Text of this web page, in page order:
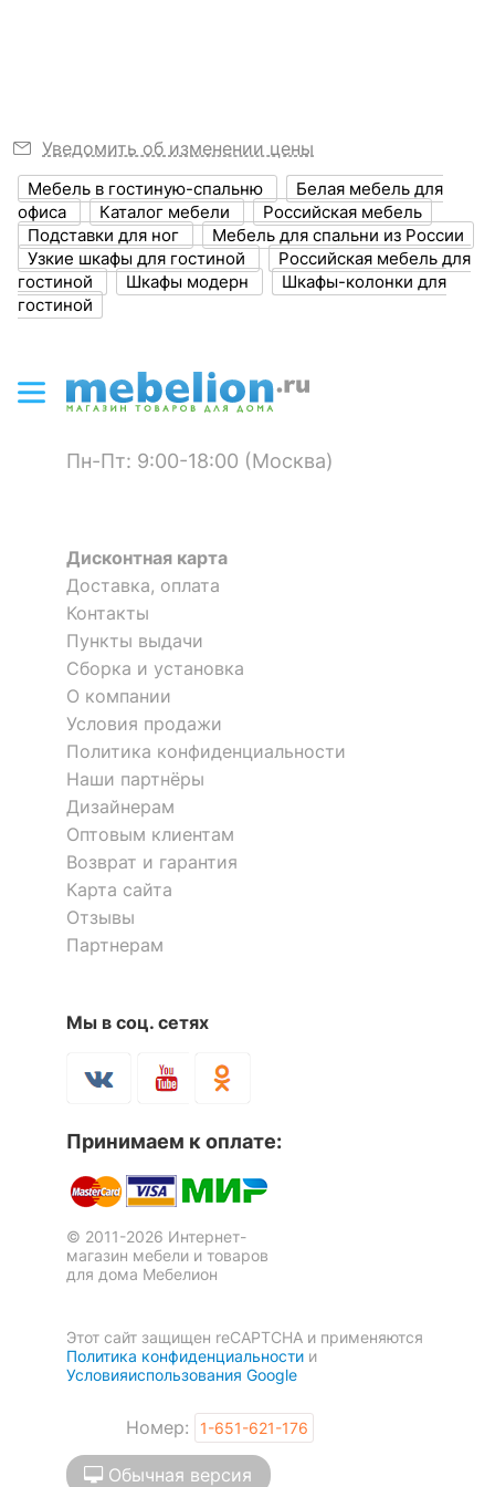
Масса брутто, кг 34
ЦВЕТ И МАТЕРИАЛ
Цвет фасада ? белый структурный
Цвет корпуса
Материал корпуса ? ЛДСП Е1
Тип поверхности
?
матовый
корпуса
КОМПЛЕКТАЦИЯ
Компоненты,
входящие в
комплект
ОСОБЕННОСТИ ПРИМЕНЕНИЯ
Рекомендуемые
помещения
Уведомить об изменении цены
Мебель в гостиную-спальню
Белая мебель для
офиса
Каталог мебели
Российская мебель
Подставки для ног
Мебель для спальни из России
Узкие шкафы для гостиной
Российская мебель для
гостиной
Шкафы модерн
Шкафы-колонки для
гостиной
Пн-Пт: 9:00-18:00 (Москва)
Дисконтная карта
Доставка, оплата
Контакты
Пункты выдачи
Сборка и установка
О компании
Условия продажи
Политика конфиденциальности
Наши партнёры
Дизайнерам
Оптовым клиентам
Возврат и гарантия
Карта сайта
Отзывы
Партнерам
Мы в соц. сетях
Принимаем к оплате:
© 2011-2026 Интернет-
магазин мебели и товаров
для дома Мебелион
Этот сайт защищен reCAPTCHA и применяются
Политика конфиденциальности и
Условияиспользования Google
Номер: 1-651-621-176
Обычная версия